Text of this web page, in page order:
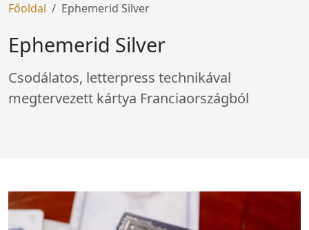
Főoldal Ephemerid Silver
Ephemerid Silver
Csodálatos, letterpress technikával
megtervezett kártya Franciaországból